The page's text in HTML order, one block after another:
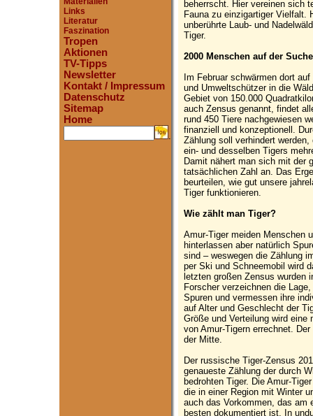
Links
Literatur
Faszination
Tropen
Aktionen
TV-Tipps
Newsletter
Kontakt / Impressum
Datenschutz
Sitemap
Home
.
beherrscht. Hier vereinen sich
Fauna zu einzigartiger Vielfalt.
unberührte Laub- und
Tiger.
2000 Menschen auf der Suche
Im Februar schwärmen dort
und Umweltschützer in die
Gebiet von 150.000
auch Zensus genannt, findet
rund 450 Tiere nachgewiesen
finanziell und konzeptionell.
Zählung soll verhindert
ein- und desselben Tigers
Damit nähert man sich mit der
tatsächlichen Zahl an. Das
beurteilen, wie gut unsere
Tiger funktionieren.
Wie zählt man Tiger?
Amur-Tiger meiden Menschen
hinterlassen aber natürlich
sind – weswegen die Zählung
per Ski und Schneemobil wird
letzten großen Zensus wurden
Forscher verzeichnen die
Spuren und vermessen ihre
auf Alter und Geschlecht der
Größe und Verteilung wird
von Amur-Tigern errechnet.
der Mitte.
Der russische Tiger-Zensus
genaueste Zählung der durch
bedrohten Tiger. Die Amur-
die in einer Region mit Winter
auch das Vorkommen, das am
besten dokumentiert ist. In